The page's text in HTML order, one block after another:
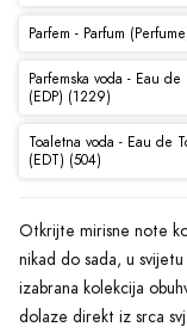
Parfem - Parfum
Parfemska voda - Eau de
(EDP) (1229)
Toaletna voda - Eau de
(EDT) (504)
Otkrijte mirisne note
nikad do sada, u
izabrana kolekcija
dolaze direkt iz srca